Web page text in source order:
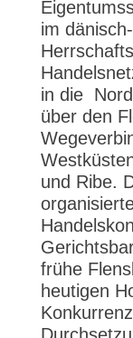
im
in die
über den
und Ribe.
frühe
heutigen